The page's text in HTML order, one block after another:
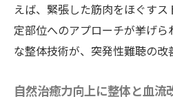
えば、緊張した筋肉をほぐす
定部位へのアプローチが挙げら
な整体技術が、突発性難聴の改
自然治癒力向上に整体と血流